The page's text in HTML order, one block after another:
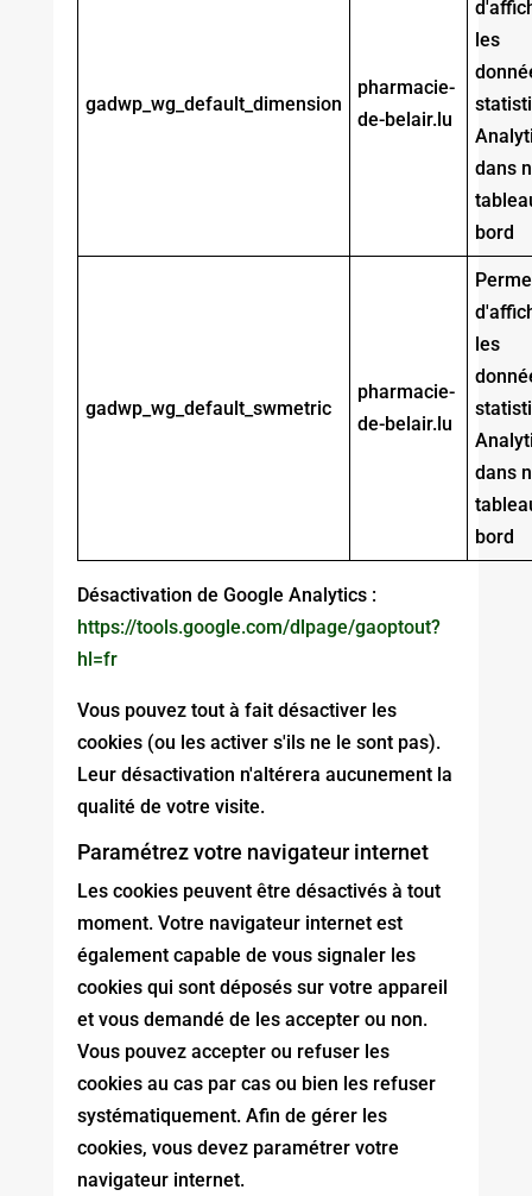
gadwp_wg_default_dimension
pharmacie-
de-belair.lu
les
dans
bord
gadwp_wg_default_swmetric
pharmacie-
de-belair.lu
les
dans
bord
Désactivation de Google Analytics :
https://tools.google.com/dlpage/gaoptout?
hl=fr
Vous pouvez tout à fait désactiver les
cookies (ou les activer s'ils ne le sont pas).
Leur désactivation n'altérera aucunement la
qualité de votre visite.
Paramétrez votre navigateur internet
Les cookies peuvent être désactivés à tout
moment. Votre navigateur internet est
également capable de vous signaler les
cookies qui sont déposés sur votre appareil
et vous demandé de les accepter ou non.
Vous pouvez accepter ou refuser les
cookies au cas par cas ou bien les refuser
systématiquement. Afin de gérer les
cookies, vous devez paramétrer votre
navigateur internet.